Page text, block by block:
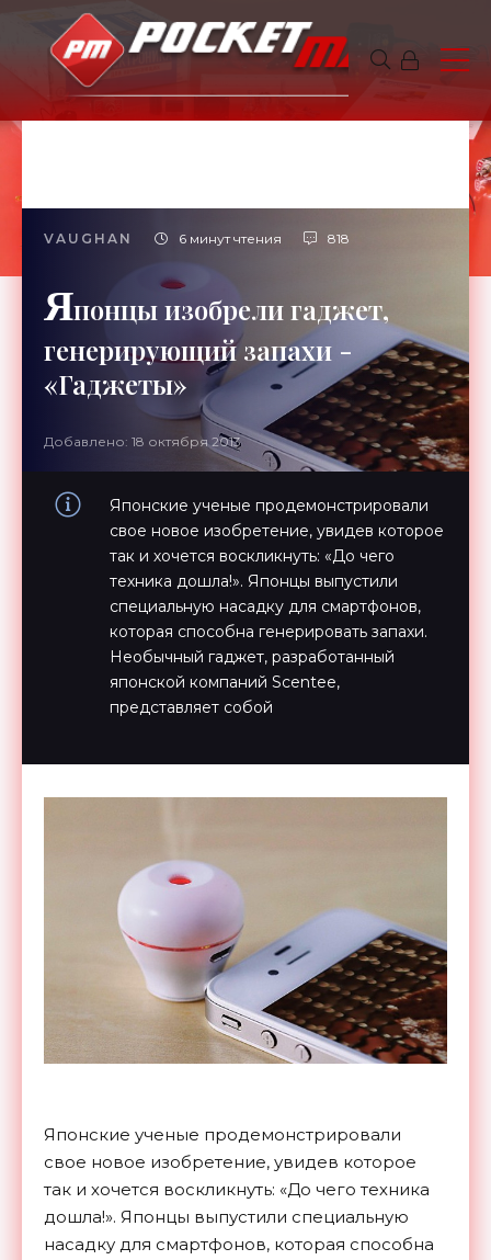
VAUGHAN 6 минут чтения 818
Японцы изобрели гаджет,
генерирующий запахи -
«Гаджеты»
Добавлено: 18 октября 2013
Японские ученые продемонстрировали
свое новое изобретение, увидев которое
так и хочется воскликнуть: «До чего
техника дошла!». Японцы выпустили
специальную насадку для смартфонов,
которая способна генерировать запахи.
Необычный гаджет, разработанный
японской компаний Scentee,
представляет собой
Японские ученые продемонстрировали
свое новое изобретение, увидев которое
так и хочется воскликнуть: «До чего техника
дошла!». Японцы выпустили специальную
насадку для смартфонов, которая способна